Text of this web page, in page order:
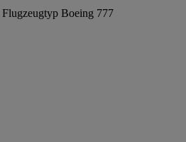
Boeing 777